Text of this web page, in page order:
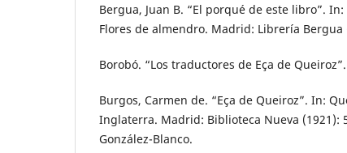
Bergua, Juan B. “El porqué de este libro”.
Flores de almendro. Madrid: Librería Bergua
Borobó. “Los traductores de Eça de
Burgos, Carmen de. “Eça de Queiroz”. In:
Inglaterra. Madrid: Biblioteca Nueva (1921):
González-Blanco.